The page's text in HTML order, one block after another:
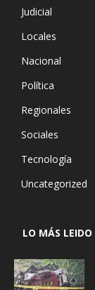
Judicial
Locales
Nacional
Política
Regionales
Sociales
Tecnología
Uncategorized
LO MÁS LEIDO